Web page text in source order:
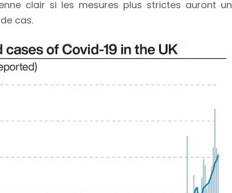
clair si les mesures plus strictes auront un
cas.